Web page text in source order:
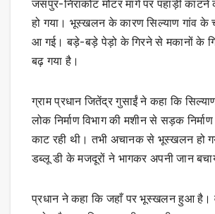
जसपुर-निराकोट मोटर मार्ग पर पहाड़ी
हो गया। भूस्खलन के कारण सिल्याण गांव के
आ गई। बड़े-बड़े पेड़ो के गिरने से मकानों के
बढ़ गया है।
ग्राम प्रधान जितेंद्र गुसाईं ने कहा कि
लोक निर्माण विभाग की मशीन से सड़क निर्माण
काट रही थी। तभी अचानक से भूस्खलन हो
डब्लू डी के मजदूरों ने भागकर अपनी जान
प्रधान ने कहा कि जहाँ पर भूस्खलन हुआ है।